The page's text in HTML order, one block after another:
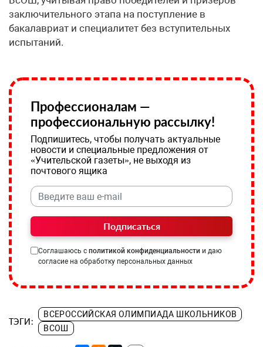
заключительного этапа на поступление в
бакалавриат и специалитет без вступительных
испытаний.
Профессионалам —
профессиональную рассылку!
Подпишитесь, чтобы получать актуальные
новости и специальные предложения от
«Учительской газеты», не выходя из
почтового ящика
Подписаться
Соглашаюсь с политикой конфиденциальности и даю
согласие на обработку персональных данных
ТЭГИ:
ВСЕРОССИЙСКАЯ ОЛИМПИАДА ШКОЛЬНИКОВ
ВСОШ